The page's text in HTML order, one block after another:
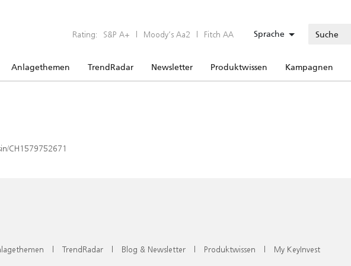
Rating: S&P A+ | Moody’s Aa2 | Fitch AA Sprache
Anlagethemen TrendRadar Newsletter Produktwissen Kampagnen
CH1579752671
| TrendRadar | Blog & Newsletter | Produktwissen | My KeyInvest